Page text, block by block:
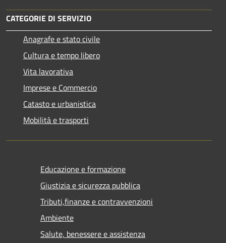
CATEGORIE DI SERVIZIO
Anagrafe e stato civile
Cultura e tempo libero
Vita lavorativa
Imprese e Commercio
Catasto e urbanistica
Mobilità e trasporti
Educazione e formazione
Giustizia e sicurezza pubblica
Tributi,finanze e contravvenzioni
Ambiente
Salute, benessere e assistenza